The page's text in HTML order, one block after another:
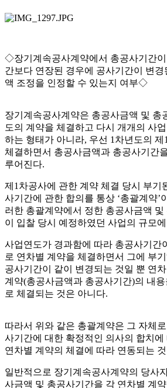
◇장기계속공사계약에서 총공사기간이
간보다 연장된 경우에 공사기간이 변
액 조정을 인정할 수 있는지 여부◇
장기계속공사계약은 총공사금액 및 총
도의 계약을 체결하고 다시 개개의 사
하는 형태가 아니라, 우선 1차년도의
체결하면서 총공사금액과 총공사기간
루어진다.
제1차공사에 관한 계약 체결 당시 부기
사기간에 관한 합의를 통상 ‘총괄계약’
러한 총괄계약에서 정한 총공사금액
이 입찰 당시 예정하였던 사업의 규모
사업연도가 경과함에 따라 총공사기간
로 연차별 계약을 체결하면서 그에 부
공사기간이 같이 변경되는 것일 뿐 연
계약(총공사금액과 총공사기간)의 내
로 체결되는 것은 아니다.
따라서 위와 같은 총괄계약은 그 자체
사기간에 대한 확정적인 의사의 합치
연차별 계약의 체결에 따라 연동되는
일반적으로 장기계속공사계약의 당사
사금액 및 총공사기간을 각 연차별 계